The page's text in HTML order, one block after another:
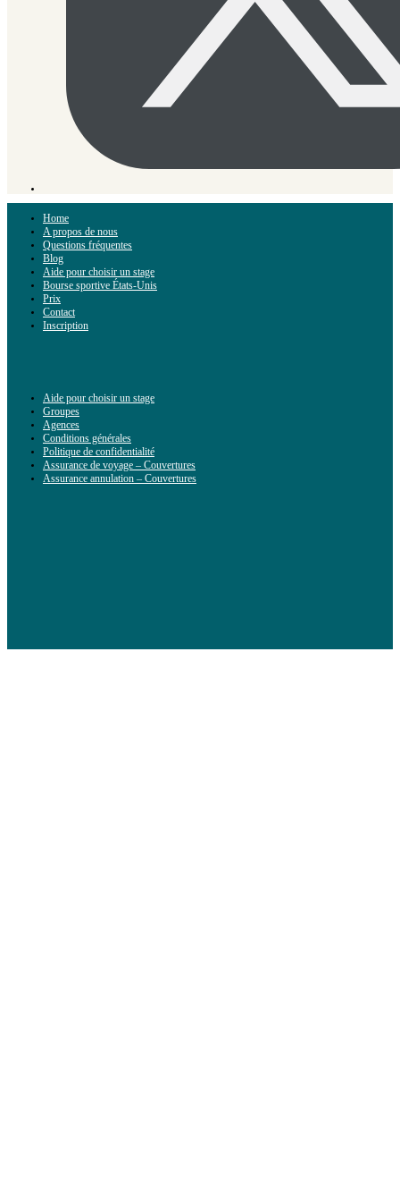
Home
A propos de nous
Questions fréquentes
Blog
Aide pour choisir un stage
Bourse sportive États-Unis
Prix
Contact
Inscription
Aide pour choisir un stage
Groupes
Agences
Conditions générales
Politique de confidentialité
Assurance de voyage – Couvertures
Assurance annulation – Couvertures